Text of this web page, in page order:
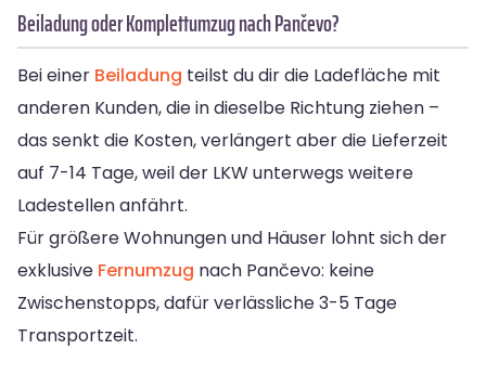
Beiladung oder Komplettumzug nach Pančevo?
Bei einer Beiladung teilst du dir die Ladefläche mit
anderen Kunden, die in dieselbe Richtung ziehen –
das senkt die Kosten, verlängert aber die Lieferzeit
auf 7-14 Tage, weil der LKW unterwegs weitere
Ladestellen anfährt.
Für größere Wohnungen und Häuser lohnt sich der
exklusive Fernumzug nach Pančevo: keine
Zwischenstopps, dafür verlässliche 3-5 Tage
Transportzeit.